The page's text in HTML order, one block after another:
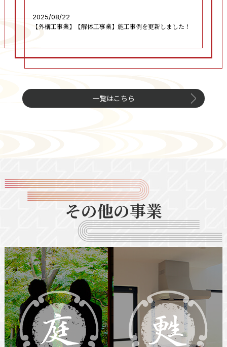
2025/08/22
【外構工事業】【解体工事業】施工事例を更新しました！
一覧はこちら
その他の事業